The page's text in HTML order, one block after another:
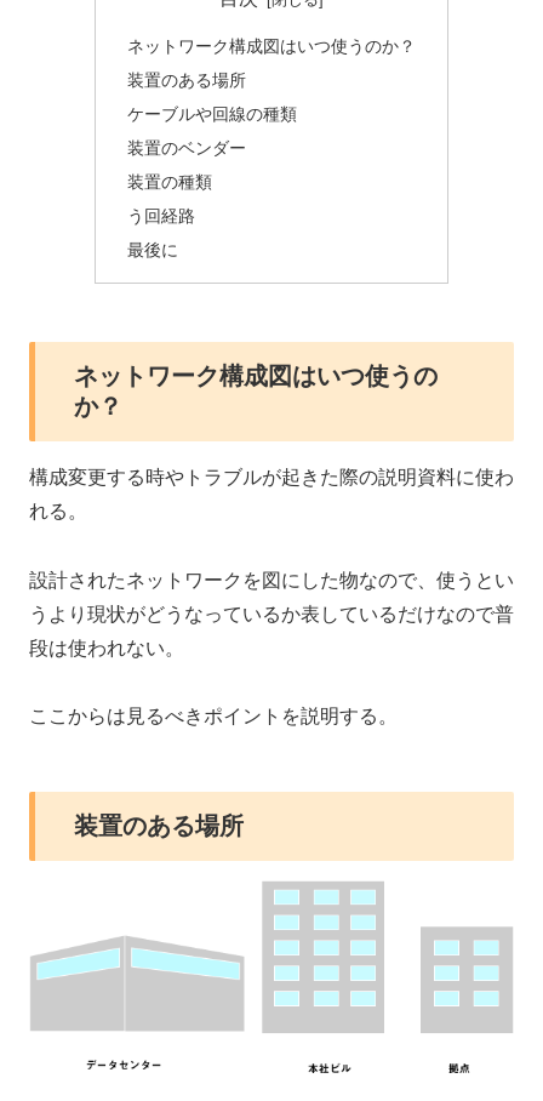
ネットワーク構成図はいつ使うのか？
装置のある場所
ケーブルや回線の種類
装置のベンダー
装置の種類
う回経路
最後に
ネットワーク構成図はいつ使うの
か？
構成変更する時やトラブルが起きた際の説明資料に使わ
れる。
設計されたネットワークを図にした物なので、使うとい
うより現状がどうなっているか表しているだけなので普
段は使われない。
ここからは見るべきポイントを説明する。
装置のある場所